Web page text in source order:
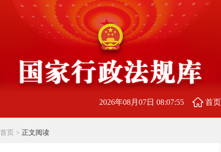
2026年08月07日 08:07:55 首页
首页 > 正文阅读